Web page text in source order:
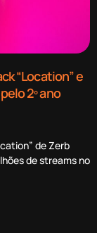
“Location” e
2º ano
de Zerb
de streams no